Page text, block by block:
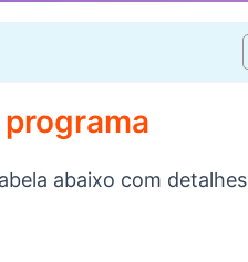
abaixo com detalhes